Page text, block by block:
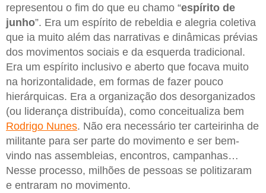
representou o fim do que eu chamo “espírito de
junho”. Era um espírito de rebeldia e alegria coletiva
que ia muito além das narrativas e dinâmicas prévias
dos movimentos sociais e da esquerda tradicional.
Era um espírito inclusivo e aberto que focava muito
na horizontalidade, em formas de fazer pouco
hierárquicas. Era a organização dos desorganizados
(ou liderança distribuída), como conceitualiza bem
Rodrigo Nunes. Não era necessário ter carteirinha de
militante para ser parte do movimento e ser bem-
vindo nas assembleias, encontros, campanhas…
Nesse processo, milhões de pessoas se politizaram
e entraram no movimento.